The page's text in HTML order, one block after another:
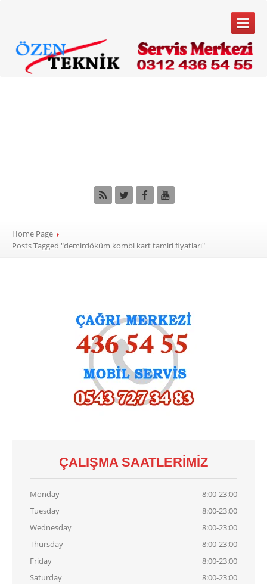
Buderus
Bosch
Home Page
Posts Tagged "demirdöküm kombi kart tamiri fiyatları"
ÇALIŞMA SAATLERIMIZ
Monday
8:00-23:00
Tuesday
8:00-23:00
Wednesday
8:00-23:00
Thursday
8:00-23:00
Friday
8:00-23:00
Saturday
8:00-23:00